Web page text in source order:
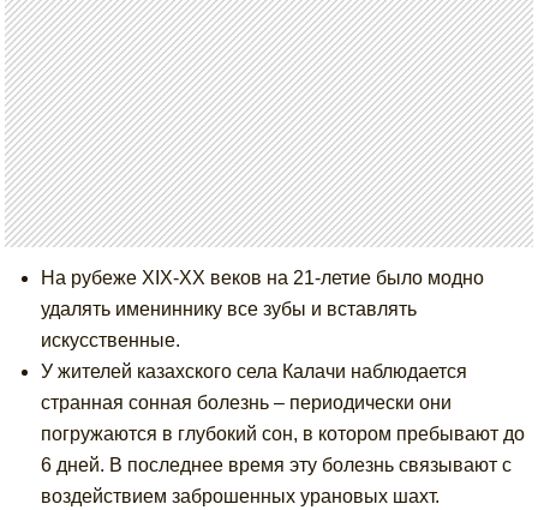
На рубеже XIX-XX веков на 21-летие было модно
удалять имениннику все зубы и вставлять
искусственные.
У жителей казахского села Калачи наблюдается
странная сонная болезнь – периодически они
погружаются в глубокий сон, в котором пребывают до
6 дней. В последнее время эту болезнь связывают с
воздействием заброшенных урановых шахт.